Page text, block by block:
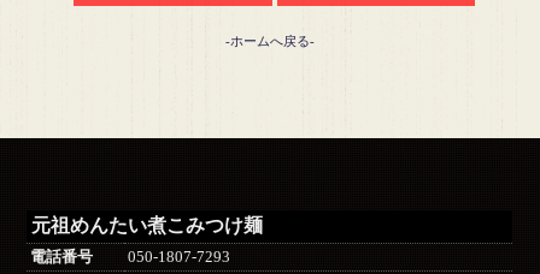
-ホームへ戻る-
元祖めんたい煮こみつけ麺
電話番号 050-1807-7293